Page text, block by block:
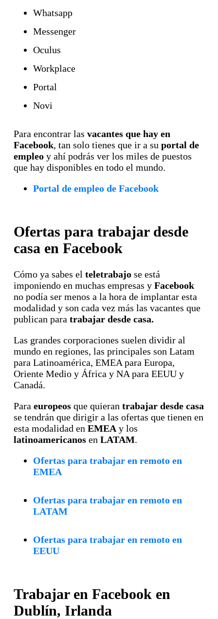
Whatsapp
Messenger
Oculus
Workplace
Portal
Novi
Para encontrar las vacantes que hay en
Facebook, tan solo tienes que ir a su portal de
empleo y ahí podrás ver los miles de puestos
que hay disponibles en todo el mundo.
Portal de empleo de Facebook
Ofertas para trabajar desde
casa en Facebook
Cómo ya sabes el teletrabajo se está
imponiendo en muchas empresas y Facebook
no podía ser menos a la hora de implantar esta
modalidad y son cada vez más las vacantes que
publican para trabajar desde casa.
Las grandes corporaciones suelen dividir al
mundo en regiones, las principales son Latam
para Latinoamérica, EMEA para Europa,
Oriente Medio y África y NA para EEUU y
Canadá.
Para europeos que quieran trabajar desde casa
se tendrán que dirigir a las ofertas que tienen en
esta modalidad en EMEA y los
latinoamericanos en LATAM.
Ofertas para trabajar en remoto en
EMEA
Ofertas para trabajar en remoto en
LATAM
Ofertas para trabajar en remoto en
EEUU
Trabajar en Facebook en
Dublín, Irlanda